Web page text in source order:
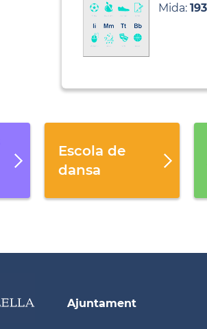
Mida:
Escola de
dansa
Ajuntament